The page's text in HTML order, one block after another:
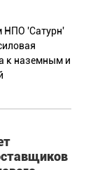
НПО 'Сатурн'
к наземным и